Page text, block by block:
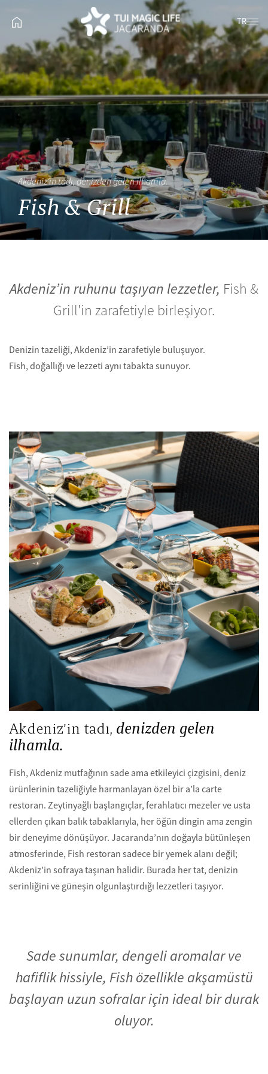
TR
Akdeniz’in tadı, denizden gelen ilhamla.
Fish & Grill
Akdeniz’in ruhunu taşıyan lezzetler, Fish &
Grill'in zarafetiyle birleşiyor.
Denizin tazeliği, Akdeniz’in zarafetiyle buluşuyor.
Fish, doğallığı ve lezzeti aynı tabakta sunuyor.
Akdeniz’in tadı, denizden gelen
ilhamla.
Fish, Akdeniz mutfağının sade ama etkileyici çizgisini, deniz
ürünlerinin tazeliğiyle harmanlayan özel bir a’la carte
restoran. Zeytinyağlı başlangıçlar, ferahlatıcı mezeler ve usta
ellerden çıkan balık tabaklarıyla, her öğün dingin ama zengin
bir deneyime dönüşüyor. Jacaranda’nın doğayla bütünleşen
atmosferinde, Fish restoran sadece bir yemek alanı değil;
Akdeniz’in sofraya taşınan halidir. Burada her tat, denizin
serinliğini ve güneşin olgunlaştırdığı lezzetleri taşıyor.
Sade sunumlar, dengeli aromalar ve
hafiflik hissiyle, Fish özellikle akşamüstü
başlayan uzun sofralar için ideal bir durak
oluyor.